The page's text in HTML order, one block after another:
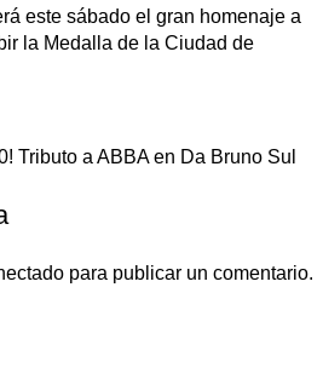
este sábado el gran homenaje a
la Medalla de la Ciudad de
Tributo a ABBA en Da Bruno Sul
para publicar un comentario.